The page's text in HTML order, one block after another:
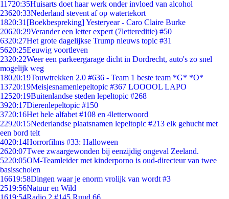
11720:35Huisarts doet haar werk onder invloed van alcohol
23620:33Nederland stevent af op watertekort
1820:31 [Boekbespreking] Yesteryear - Caro Claire Burke
20620:29Verander een letter expert (7lettereditie) #50
6320:27Het grote dagelijkse Trump nieuws topic #31
5620:25Eeuwig voortleven
2320:22Weer een parkeergarage dicht in Dordrecht, auto's zo snel
mogelijk weg
18020:19Touwtrekken 2.0 #636 - Team 1 beste team *G* *O*
13720:19Meisjesnamenlepeltopic #367 LOOOOL LAPO
12520:19Buitenlandse steden lepeltopic #268
3920:17Dierenlepeltopic #150
3720:16Het hele alfabet #108 en 4letterwoord
22920:15Nederlandse plaatsnamen lepeltopic #213 elk gehucht met
een bord telt
4020:14Horrorfilms #33: Halloween
2620:07Twee zwaargewonden bij eenzijdig ongeval Zeeland.
5220:05OM-Teamleider met kinderporno is oud-directeur van twee
basisscholen
16619:58Dingen waar je enorm vrolijk van wordt #3
2519:56Natuur en Wild
1619:54Radio 2 #145 Ruud 66